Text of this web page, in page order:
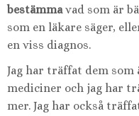
bestämmavad som är
som en läkare säger,
en viss diagnos.
Jag har träffat dem
mediciner och jag har
mer. Jag har också